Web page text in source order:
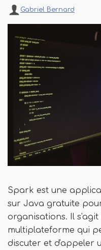
Gabriel Bernard
Spark est une
sur Java gratuite
organisations. Il
multiplateforme qui
discuter et d'appeler